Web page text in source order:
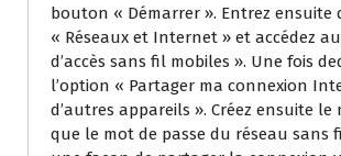
bouton « Démarrer ». Entrez ensuite
« Réseaux et Internet » et accédez
d’accès sans fil mobiles ». Une fois
l’option « Partager ma connexion
d’autres appareils ». Créez ensuite le
que le mot de passe du réseau sans